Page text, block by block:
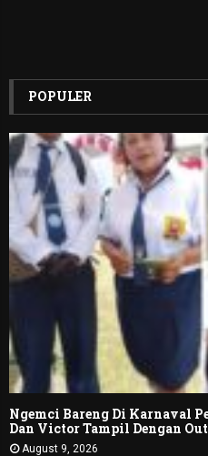
POPULER
Ngemci Bareng Di Karnaval
Dan Victor Tampil Dengan
August 9, 2026